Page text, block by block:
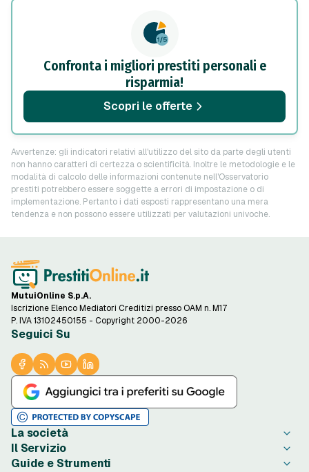
Confronta i migliori prestiti personali e
risparmia!
Scopri le offerte
Avvertenze: gli indicatori relativi all'utilizzo del sito da parte degli utenti
non hanno caratteri di certezza o scientificità. Inoltre le metodologie e le
modalità di calcolo delle informazioni contenute nell'Osservatorio
prestiti potrebbero essere soggette a errori di impostazione o di
implementazione. Pertanto i dati esposti rappresentano una mera
tendenza e non possono essere utilizzati per valutazioni univoche.
MutuiOnline S.p.A.
Iscrizione Elenco Mediatori Creditizi presso OAM n. M17
P. IVA 13102450155 - Copyright 2000-2026
Seguici Su
La società
Chi è PrestitiOnline.it
Contatta PrestitiOnline.it
Il Servizio
Come Funziona
Guide e Strumenti